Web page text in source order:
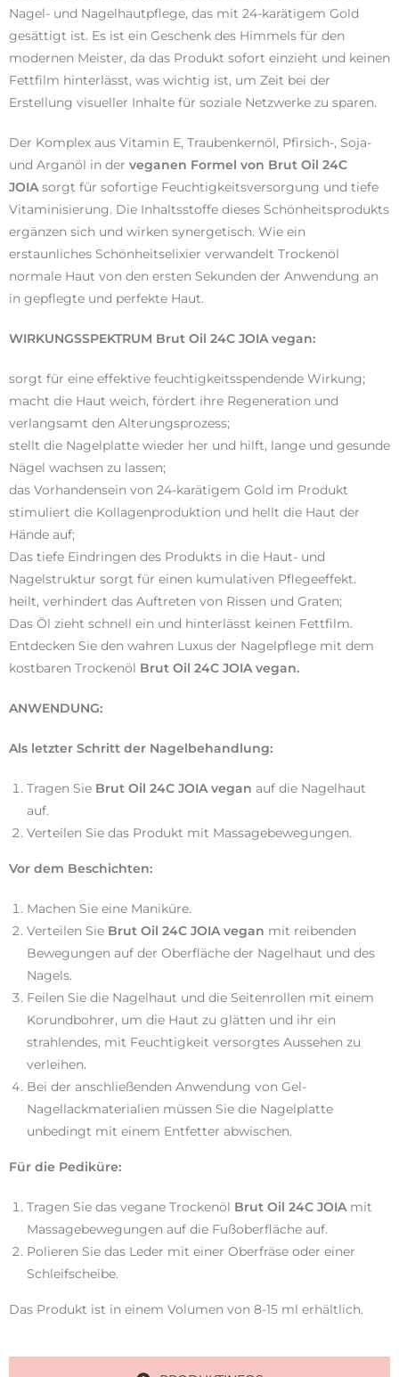
Nagel- und Nagelhautpflege, das mit 24-karätigem Gold
gesättigt ist. Es ist ein Geschenk des Himmels für den
modernen Meister, da das Produkt sofort einzieht und keinen
Fettfilm hinterlässt, was wichtig ist, um Zeit bei der
Erstellung visueller Inhalte für soziale Netzwerke zu sparen.
Der Komplex aus Vitamin E, Traubenkernöl, Pfirsich-, Soja-
und Arganöl in der veganen Formel von Brut Oil 24C
JOIAsorgt für sofortige Feuchtigkeitsversorgung und tiefe
Vitaminisierung. Die Inhaltsstoffe dieses Schönheitsprodukts
ergänzen sich und wirken synergetisch. Wie ein
erstaunliches Schönheitselixier verwandelt Trockenöl
normale Haut von den ersten Sekunden der Anwendung an
in gepflegte und perfekte Haut.
WIRKUNGSSPEKTRUM Brut Oil 24C JOIA vegan:
sorgt für eine effektive feuchtigkeitsspendende Wirkung;
macht die Haut weich, fördert ihre Regeneration und
verlangsamt den Alterungsprozess;
stellt die Nagelplatte wieder her und hilft, lange und gesunde
Nägel wachsen zu lassen;
das Vorhandensein von 24-karätigem Gold im Produkt
stimuliert die Kollagenproduktion und hellt die Haut der
Hände auf;
Das tiefe Eindringen des Produkts in die Haut- und
Nagelstruktur sorgt für einen kumulativen Pflegeeffekt.
heilt, verhindert das Auftreten von Rissen und Graten;
Das Öl zieht schnell ein und hinterlässt keinen Fettfilm.
Entdecken Sie den wahren Luxus der Nagelpflege mit dem
kostbaren Trockenöl Brut Oil 24C JOIA vegan.
ANWENDUNG:
Als letzter Schritt der Nagelbehandlung:
Tragen Sie Brut Oil 24C JOIA vegan auf die Nagelhaut
auf.
Verteilen Sie das Produkt mit Massagebewegungen.
Vor dem Beschichten:
Machen Sie eine Maniküre.
Verteilen Sie Brut Oil 24C JOIA vegan mit reibenden
Bewegungen auf der Oberfläche der Nagelhaut und des
Nagels.
Feilen Sie die Nagelhaut und die Seitenrollen mit einem
Korundbohrer, um die Haut zu glätten und ihr ein
strahlendes, mit Feuchtigkeit versorgtes Aussehen zu
verleihen.
Bei der anschließenden Anwendung von Gel-
Nagellackmaterialien müssen Sie die Nagelplatte
unbedingt mit einem Entfetter abwischen.
Für die Pediküre:
Tragen Sie das vegane Trockenöl Brut Oil 24C JOIA mit
Massagebewegungen auf die Fußoberfläche auf.
Polieren Sie das Leder mit einer Oberfräse oder einer
Schleifscheibe.
Das Produkt ist in einem Volumen von 8-15 ml erhältlich.